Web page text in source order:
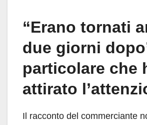
“Erano tornati
due giorni
particolare che
attirato
Il racconto del commerciante